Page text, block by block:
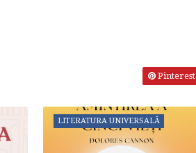
Pinterest
LITERATURA UNIVERSALĂ